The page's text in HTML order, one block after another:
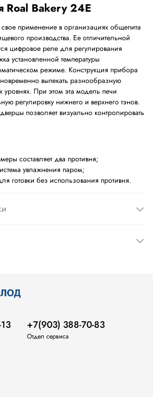
Roal Bakery 24E
применение в организациях общепита
производства. Ее отличительной
цифровое реле для регулирования
установленной температуры
режиме. Конструкция прибора
выпекать разнообразную
При этом эта модель печи
регулировку нижнего и верхнего тэнов.
позволяет визуально контролировать
составляет два противня;
увлажнения паром;
готовки без использования противня.
+7(903) 388-70-83
Отдел сервиса